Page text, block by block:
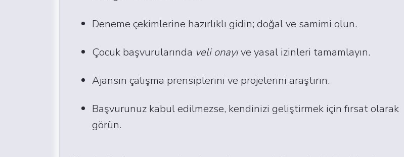
Deneme çekimlerine hazırlıklı gidin; doğal ve samimi olun.
Çocuk başvurularında veli onayıve yasal izinleri tamamlayın.
Ajansın çalışma prensiplerini ve projelerini araştırın.
Başvurunuz kabul edilmezse, kendinizi geliştirmek için fırsat olarak
görün.